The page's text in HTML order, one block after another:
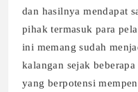
dan hasilnya mendapat
pihak termasuk para
ini memang sudah
kalangan sejak
yang berpotensi